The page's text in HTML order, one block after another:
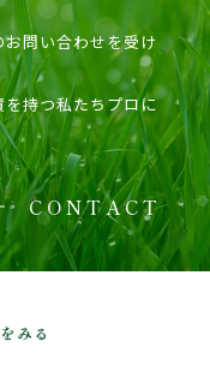
問い合わせを受け
持つ私たちプロに
CONTACT
みる